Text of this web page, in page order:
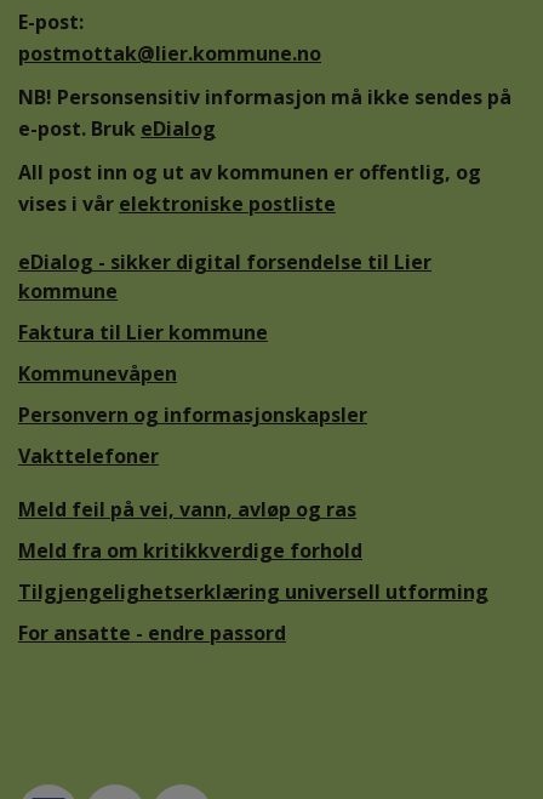
E-post:
postmottak@lier.kommune.no
NB! Personsensitiv informasjon må ikke sendes på
e-post. Bruk eDialog
All post inn og ut av kommunen er offentlig, og
vises i vår elektroniske postliste
eDialog - sikker digital forsendelse til Lier
kommune
Faktura til Lier kommune
Kommunevåpen
Personvern og informasjonskapsler
Vakttelefoner
Meld feil på vei, vann, avløp og ras
Meld fra om kritikkverdige forhold
Tilgjengelighetserklæring universell utforming
For ansatte - endre passord